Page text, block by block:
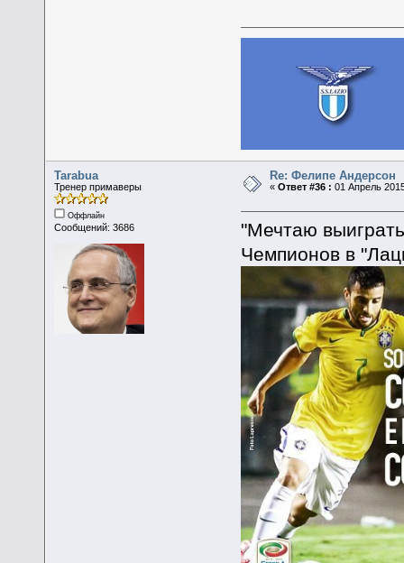
Tarabua
Тренер примаверы
Оффлайн
Сообщений: 3686
Re: Фелипе Андерсон
«Ответ #36 : 01 Апрель
"Мечтаю
Чемпионов в